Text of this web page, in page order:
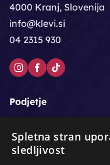
4000 Kranj, Slovenija
info@klevi.si
04 2315 930
Podjetje
Moj račun
Spletna stran
sledljivost